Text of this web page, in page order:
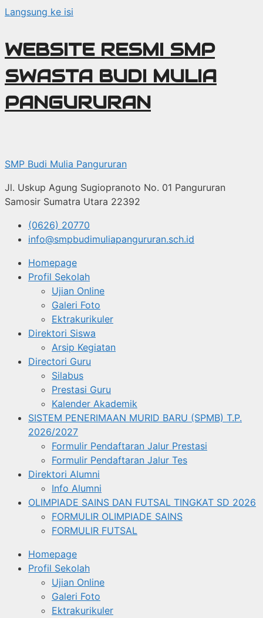
Langsung ke isi
WEBSITE RESMI SMP
SWASTA BUDI MULIA
PANGURURAN
SMP Budi Mulia Pangururan
Jl. Uskup Agung Sugiopranoto No. 01 Pangururan
Samosir Sumatra Utara 22392
(0626) 20770
info@smpbudimuliapangururan.sch.id
Homepage
Profil Sekolah
Ujian Online
Galeri Foto
Ektrakurikuler
Direktori Siswa
Arsip Kegiatan
Directori Guru
Silabus
Prestasi Guru
Kalender Akademik
SISTEM PENERIMAAN MURID BARU (SPMB) T.P.
2026/2027
Formulir Pendaftaran Jalur Prestasi
Formulir Pendaftaran Jalur Tes
Direktori Alumni
Info Alumni
OLIMPIADE SAINS DAN FUTSAL TINGKAT SD 2026
FORMULIR OLIMPIADE SAINS
FORMULIR FUTSAL
Homepage
Profil Sekolah
Ujian Online
Galeri Foto
Ektrakurikuler